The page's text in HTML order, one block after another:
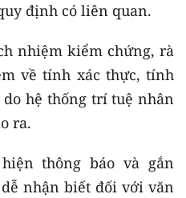
định có liên quan.
nhiệm kiểm chứng, rà
về tính xác thực, tính
hệ thống trí tuệ nhân
ra.
thông báo và gắn
nhận biết đối với văn